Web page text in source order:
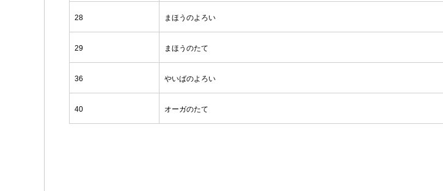
28 まほうのよろい
29 まほうのたて
36 やいばのよろい
40 オーガのたて